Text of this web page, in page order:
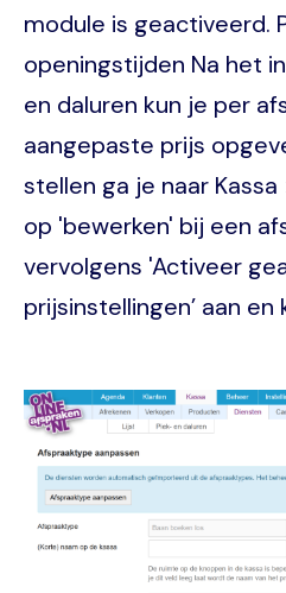
module is geactiveerd.
openingstijden Na het
en daluren kun je per
aangepaste prijs
stellen ga je naar
op 'bewerken' bij een
vervolgens 'Activeer
prijsinstellingen’ aan en
Image